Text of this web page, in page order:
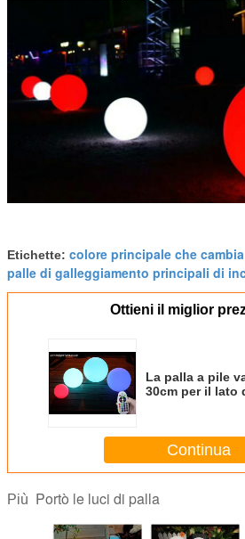
Etichette: colore principale che
palle di galleggiamento principali di
Ottieni il miglior
La palla a pile
30cm per il lato
Continua
Più Portò le luci di palla